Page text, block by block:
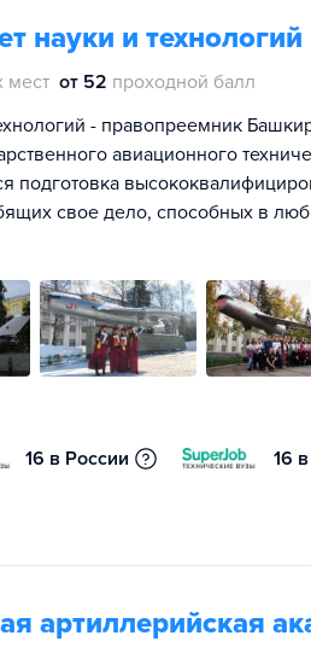
науки и технологий
мест от 52 проходной балл
- правопреемник
авиационного
подготовка
свое дело, способных в
16 в России 16
артиллерийская